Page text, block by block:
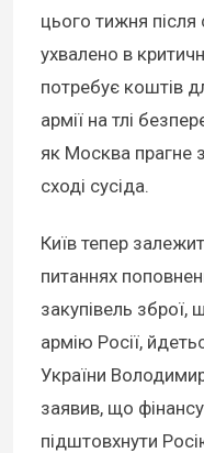
цього тижня після
ухвалено в
потребує коштів
армії на тлі
як Москва прагне
сході сусіда.
Київ тепер
питаннях
закупівель зброї,
армію Росії,
України
заявив, що
підштовхнути